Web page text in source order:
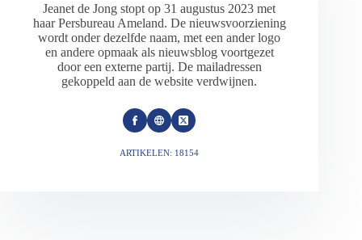
Jeanet de Jong stopt op 31 augustus 2023 met
haar Persbureau Ameland. De nieuwsvoorziening
wordt onder dezelfde naam, met een ander logo
en andere opmaak als nieuwsblog voortgezet
door een externe partij. De mailadressen
gekoppeld aan de website verdwijnen.
ARTIKELEN: 18154